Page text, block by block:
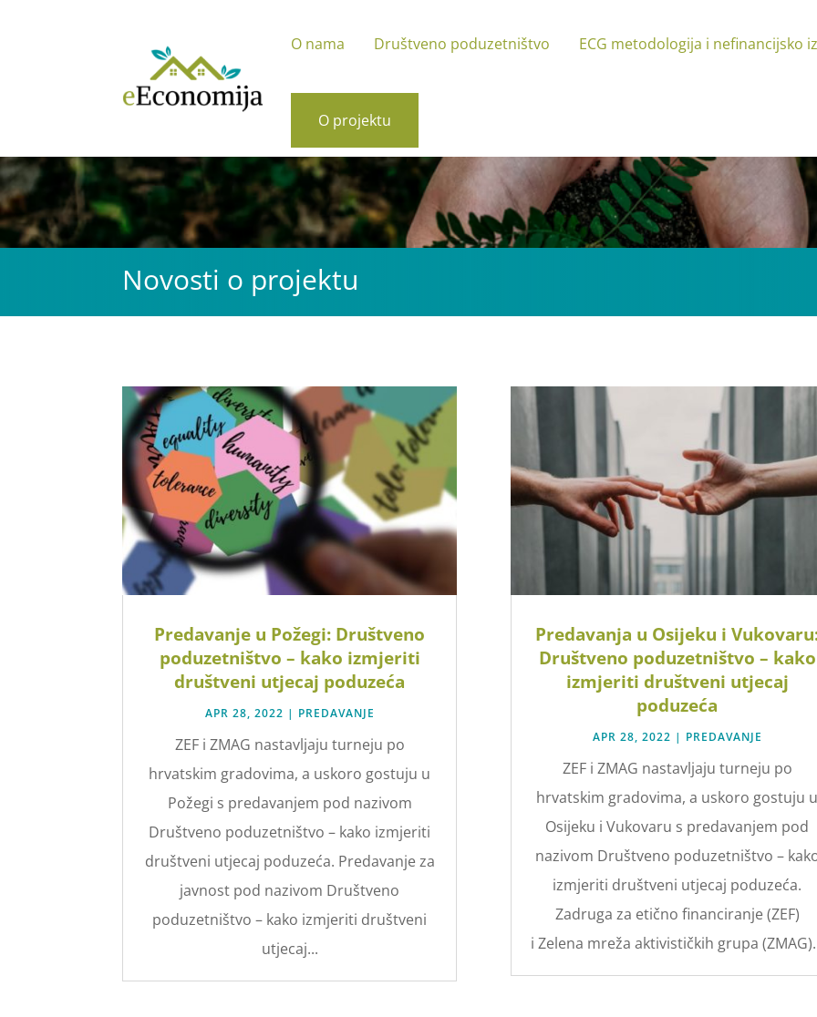
O nama Društveno poduzetništvo ECG metodologija i nefinancijsko
O projektu
Novosti o projektu
Predavanje u Požegi: Društveno
poduzetništvo – kako izmjeriti
društveni utjecaj poduzeća
APR 28, 2022 | PREDAVANJE
ZEF i ZMAG nastavljaju turneju po
hrvatskim gradovima, a uskoro gostuju u
Požegi s predavanjem pod nazivom
Društveno poduzetništvo – kako izmjeriti
društveni utjecaj poduzeća. Predavanje za
javnost pod nazivom Društveno
poduzetništvo – kako izmjeriti društveni
utjecaj...
Predavanja u Osijeku i
Društveno poduzetništvo – kako
izmjeriti društveni utjecaj
poduzeća
APR 28, 2022 | PREDAVANJE
ZEF i ZMAG nastavljaju turneju po
hrvatskim gradovima, a uskoro gostuju u
Osijeku i Vukovaru s predavanjem pod
nazivom Društveno poduzetništvo –
izmjeriti društveni utjecaj poduzeća.
Zadruga za etično financiranje (ZEF)
i Zelena mreža aktivističkih grupa